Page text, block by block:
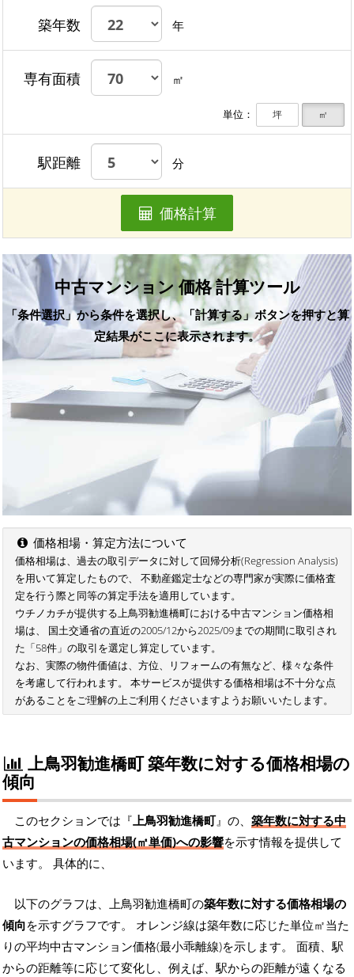
築年数 年
専有面積 ㎡
単位： 坪 ㎡
駅距離 分
価格計算
中古マンション 価格 計算ツール
「条件選択」から条件を選択し、「計算する」ボタンを押すと算
定結果がここに表示されます。
価格相場・算定方法について
価格相場は、過去の取引データに対して回帰分析(Regression Analysis)
を用いて算定したもので、 不動産鑑定士などの専門家が実際に価格査
定を行う際と同等の算定手法を適用しています。
ウチノカチが提供する上鳥羽勧進橋町における中古マンション価格相
場は、 国土交通省の直近の2005/12から2025/09までの期間に取引され
た「58件」の取引を選定し算定しています。
なお、実際の物件価値は、方位、リフォームの有無など、様々な条件
を考慮して行われます。 本サービスが提供する価格相場は不十分な点
があることをご理解の上ご利用くださいますようお願いいたします。
上鳥羽勧進橋町 築年数に対する価格相場の
傾向
このセクションでは『上鳥羽勧進橋町』の、 築年数に対する中
古マンションの価格相場(㎡単価)への影響を示す情報を提供して
います。 具体的に、
以下のグラフは、上鳥羽勧進橋町の築年数に対する価格相場の
傾向を示すグラフです。 オレンジ線は築年数に応じた単位㎡当た
りの平均中古マンション価格(最小乖離線)を示します。 面積、駅
からの距離等に応じて変化し、例えば、駅からの距離が遠くなる